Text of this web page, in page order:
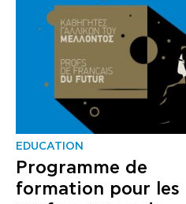
EDUCATION
Programme de
formation pour les